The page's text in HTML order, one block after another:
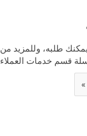
طلبه، وللمزيد من
قسم خدمات العملاء